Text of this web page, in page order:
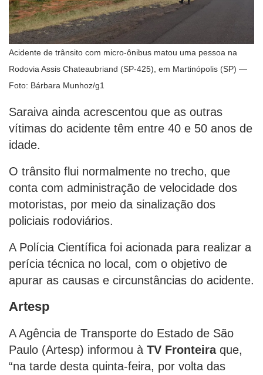
Acidente de trânsito com micro-ônibus matou uma pessoa na
Rodovia Assis Chateaubriand (SP-425), em Martinópolis (SP) —
Foto: Bárbara Munhoz/g1
Saraiva ainda acrescentou que as outras
vítimas do acidente têm entre 40 e 50 anos de
idade.
O trânsito flui normalmente no trecho, que
conta com administração de velocidade dos
motoristas, por meio da sinalização dos
policiais rodoviários.
A Polícia Científica foi acionada para realizar a
perícia técnica no local, com o objetivo de
apurar as causas e circunstâncias do acidente.
Artesp
A Agência de Transporte do Estado de São
Paulo (Artesp) informou à TV Fronteira que,
“na tarde desta quinta-feira, por volta das